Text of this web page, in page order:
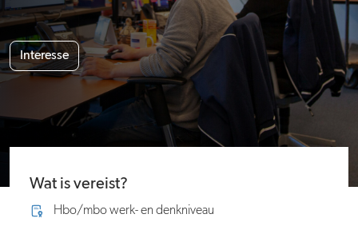
Interesse
Wat is vereist?
Hbo/mbo werk- en denkniveau